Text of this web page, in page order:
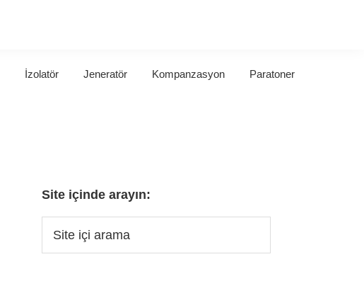
İzolatör Jeneratör Kompanzasyon Paratoner
Site içinde arayın: